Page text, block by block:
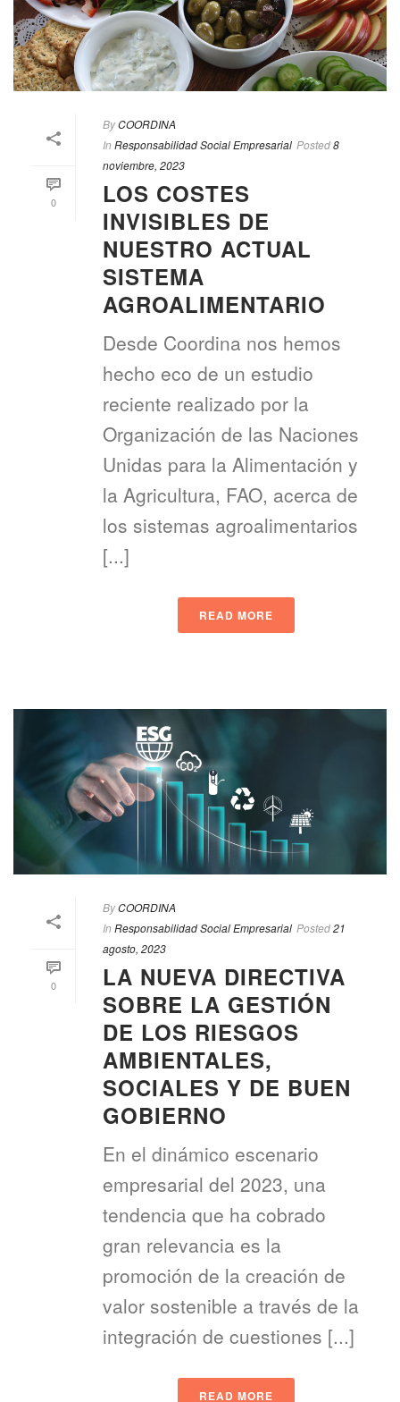
0
ByCOORDINA
In Responsabilidad Social Empresarial Posted8
noviembre, 2023
LOS COSTES
INVISIBLES DE
NUESTRO ACTUAL
SISTEMA
AGROALIMENTARIO
Desde Coordina nos hemos
hecho eco de un estudio
reciente realizado por la
Organización de las Naciones
Unidas para la Alimentación y
la Agricultura, FAO, acerca de
los sistemas agroalimentarios
[...]
READ MORE
0
ByCOORDINA
In Responsabilidad Social Empresarial Posted21
agosto, 2023
LA NUEVA DIRECTIVA
SOBRE LA GESTIÓN
DE LOS RIESGOS
AMBIENTALES,
SOCIALES Y DE BUEN
GOBIERNO
En el dinámico escenario
empresarial del 2023, una
tendencia que ha cobrado
gran relevancia es la
promoción de la creación de
valor sostenible a través de la
integración de cuestiones [...]
READ MORE